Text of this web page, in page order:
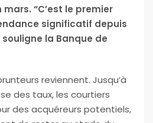
“C’est le premier
significatif depuis
la Banque de
reviennent. Jusqu’à
des taux, les courtiers
des acquéreurs potentiels,